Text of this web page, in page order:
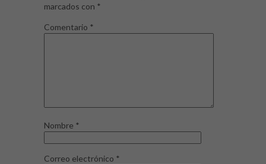
marcados con *
Comentario *
Nombre *
Correo electrónico *